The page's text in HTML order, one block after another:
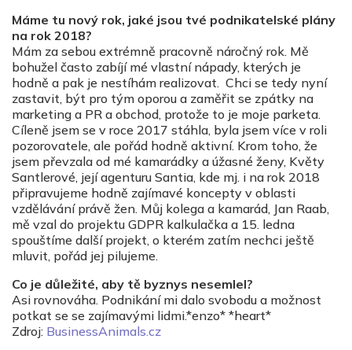
Máme tu nový rok, jaké jsou tvé podnikatelské plány
na rok 2018?
Mám za sebou extrémně pracovně náročný rok. Mě
bohužel často zabíjí mé vlastní nápady, kterých je
hodně a pak je nestíhám realizovat. Chci se tedy nyní
zastavit, být pro tým oporou a zaměřit se zpátky na
marketing a PR a obchod, protože to je moje parketa.
Cíleně jsem se v roce 2017 stáhla, byla jsem více v roli
pozorovatele, ale pořád hodně aktivní. Krom toho, že
jsem převzala od mé kamarádky a úžasné ženy, Květy
Santlerové, její agenturu Santia, kde mj. i na rok 2018
připravujeme hodně zajímavé koncepty v oblasti
vzdělávání právě žen. Můj kolega a kamarád, Jan Raab,
mě vzal do projektu GDPR kalkulačka a 15. ledna
spouštíme další projekt, o kterém zatím nechci ještě
mluvit, pořád jej pilujeme.
Co je důležité, aby tě byznys nesemlel?
Asi rovnováha. Podnikání mi dalo svobodu a možnost
potkat se se zajímavými lidmi.*enzo* *heart*
Zdroj: BusinessAnimals.cz